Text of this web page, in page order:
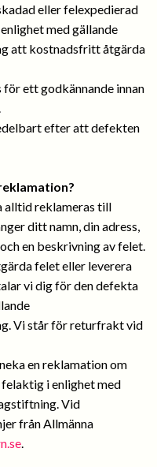
eller felexpedierad
med gällande
att kostnadsfritt åtgärda
ett godkännande innan
efter att defekten
alltid reklameras till
ditt namn, din adress,
en beskrivning av felet.
felet eller leverera
vi dig för den defekta
Vi står för returfrakt vid
en reklamation om
i enlighet med
Vid
från Allmänna
.